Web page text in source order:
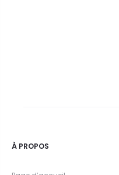
À PROPOS